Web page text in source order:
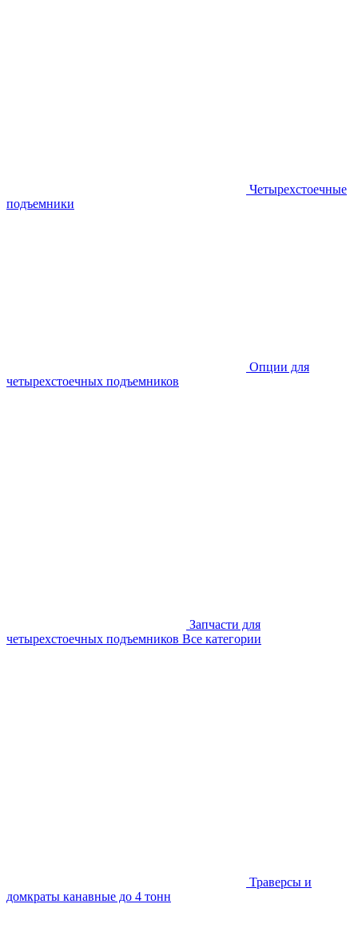
Четырехстоечные
подъемники
Опции для
четырехстоечных подъемников
Запчасти для
четырехстоечных подъемников Все категории
Траверсы и
домкраты канавные до 4 тонн